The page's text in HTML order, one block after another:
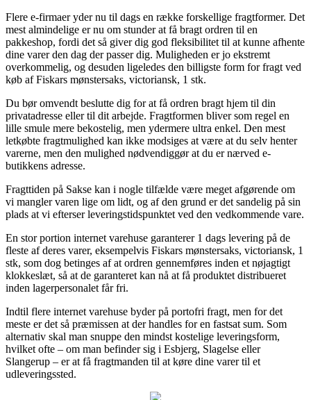
Flere e-firmaer yder nu til dags en række forskellige fragtformer. Det
mest almindelige er nu om stunder at få bragt ordren til en
pakkeshop, fordi det så giver dig god fleksibilitet til at kunne afhente
dine varer den dag der passer dig. Muligheden er jo ekstremt
overkommelig, og desuden ligeledes den billigste form for fragt ved
køb af Fiskars mønstersaks, victoriansk, 1 stk.
Du bør omvendt beslutte dig for at få ordren bragt hjem til din
privatadresse eller til dit arbejde. Fragtformen bliver som regel en
lille smule mere bekostelig, men ydermere ultra enkel. Den mest
letkøbte fragtmulighed kan ikke modsiges at være at du selv henter
varerne, men den mulighed nødvendiggør at du er nærved e-
butikkens adresse.
Fragttiden på Sakse kan i nogle tilfælde være meget afgørende om
vi mangler varen lige om lidt, og af den grund er det sandelig på sin
plads at vi efterser leveringstidspunktet ved den vedkommende vare.
En stor portion internet varehuse garanterer 1 dags levering på de
fleste af deres varer, eksempelvis Fiskars mønstersaks, victoriansk, 1
stk, som dog betinges af at ordren gennemføres inden et nøjagtigt
klokkeslæt, så at de garanteret kan nå at få produktet distribueret
inden lagerpersonalet får fri.
Indtil flere internet varehuse byder på portofri fragt, men for det
meste er det så præmissen at der handles for en fastsat sum. Som
alternativ skal man snuppe den mindst kostelige leveringsform,
hvilket ofte – om man befinder sig i Esbjerg, Slagelse eller
Slangerup – er at få fragtmanden til at køre dine varer til et
udleveringssted.